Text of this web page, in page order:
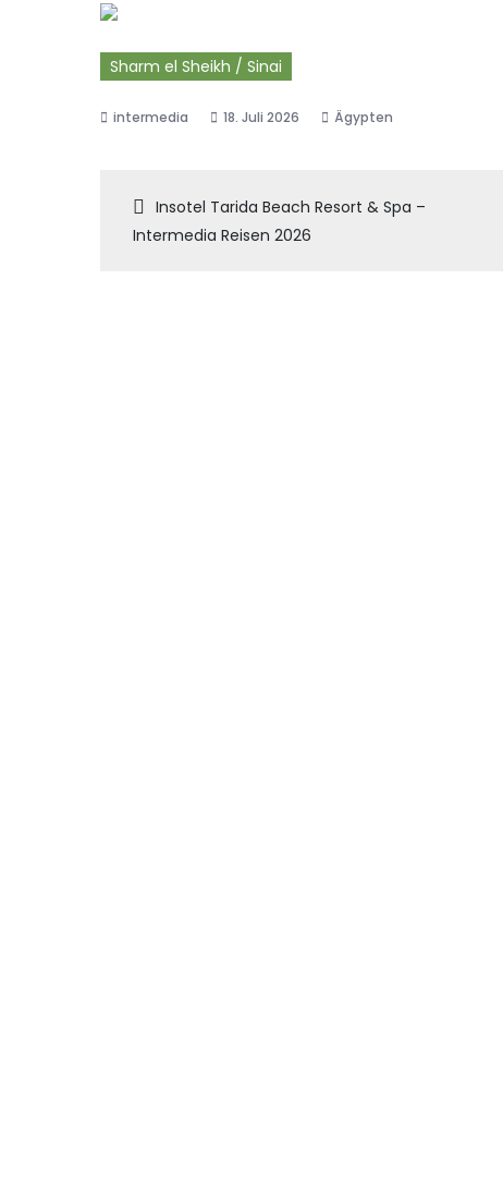
Sharm el Sheikh / Sinai
18. Juli 2026 Ägypten
Insotel Tarida Beach Resort & Spa –
Intermedia Reisen 2026